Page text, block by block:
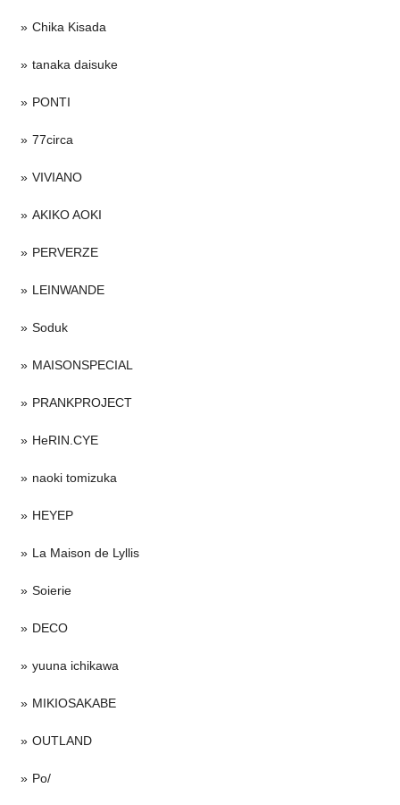
Chika Kisada
tanaka daisuke
PONTI
77circa
VIVIANO
AKIKO AOKI
PERVERZE
LEINWANDE
Soduk
MAISONSPECIAL
PRANKPROJECT
HeRIN.CYE
naoki tomizuka
HEYEP
La Maison de Lyllis
Soierie
DECO
yuuna ichikawa
MIKIOSAKABE
OUTLAND
Po/